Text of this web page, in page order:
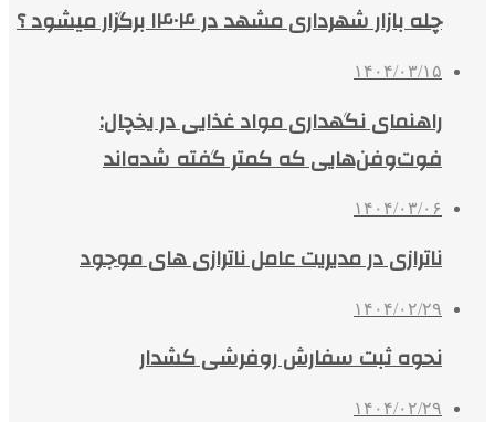
چله بازار شهرداری مشهد در ۱۴۰۴ برگزار میشود ؟
۱۴۰۴/۰۳/۱۵
راهنمای نگهداری مواد غذایی در یخچال:
فوت‌وفن‌هایی که کمتر گفته شده‌اند
۱۴۰۴/۰۳/۰۶
ناترازی در مدیریت عامل ناترازی های موجود
۱۴۰۴/۰۲/۲۹
نحوه ثبت سفارش روفرشی کشدار
۱۴۰۴/۰۲/۲۹